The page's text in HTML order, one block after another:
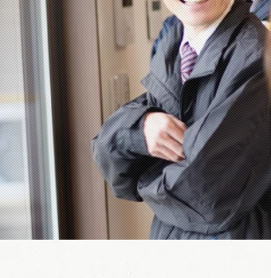
イベント・完成見学会
土地情報
現場レポート